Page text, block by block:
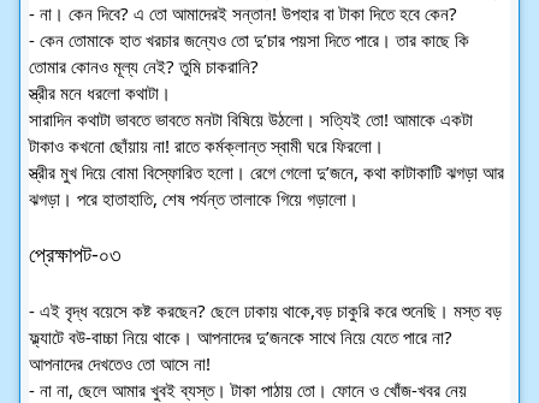
- না। কেন দিবে? এ তো আমাদেরই সন্তান! উপহার বা টাকা দিতে হবে কেন?
- কেন তোমাকে হাত খরচার জন্যেও তো দু’চার পয়সা দিতে পারে। তার কাছে কি
তোমার কোনও মূল্য নেই? তুমি চাকরানি?
স্ত্রীর মনে ধরলো কথাটা।
সারাদিন কথাটা ভাবতে ভাবতে মনটা বিষিয়ে উঠলো। সত্যিই তো! আমাকে একটা
টাকাও কখনো ছোঁয়ায় না! রাতে কর্মক্লান্ত স্বামী ঘরে ফিরলো।
স্ত্রীর মুখ দিয়ে বোমা বিস্ফোরিত হলো। রেগে গেলো দু’জনে, কথা কাটাকাটি ঝগড়া আর
ঝগড়া। পরে হাতাহাতি, শেষ পর্যন্ত তালাকে গিয়ে গড়ালো।
প্রেক্ষাপট-০৩
- এই বৃদ্ধ বয়েসে কষ্ট করছেন? ছেলে ঢাকায় থাকে,বড় চাকুরি করে শুনেছি। মস্ত বড়
ফ্ল্যাটে বউ-বাচ্চা নিয়ে থাকে। আপনাদের দু’জনকে সাথে নিয়ে যেতে পারে না?
আপনাদের দেখতেও তো আসে না!
- না না, ছেলে আমার খুবই ব্যস্ত। টাকা পাঠায় তো। ফোনে ও খোঁজ-খবর নেয়